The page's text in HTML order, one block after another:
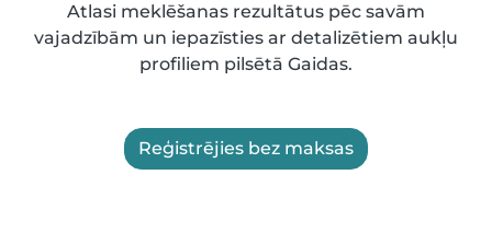
Atlasi meklēšanas rezultātus pēc savām
vajadzībām un iepazīsties ar detalizētiem aukļu
profiliem pilsētā Gaidas.
Reģistrējies bez maksas